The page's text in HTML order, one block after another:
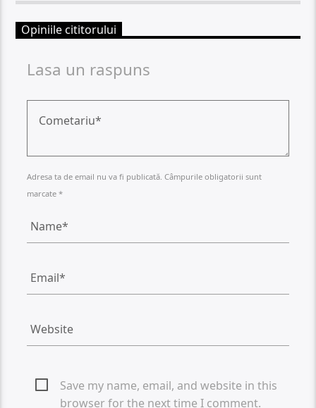
Opiniile cititorului
Lasa un raspuns
Adresa ta de email nu va fi publicată. Câmpurile obligatorii sunt
marcate *
Save my name, email, and website in this
browser for the next time I comment.